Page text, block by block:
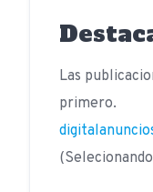
Las
primero.